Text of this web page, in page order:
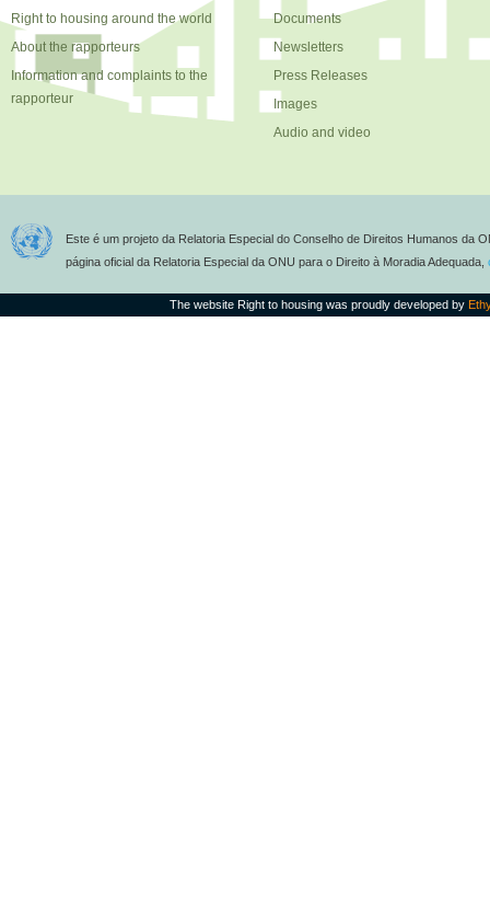
Right to housing around the world
About the rapporteurs
Information and complaints to the
rapporteur
Documents
Newsletters
Press Releases
Images
Audio and video
Este é um projeto da Relatoria Especial do Conselho de Direitos Humanos da
página oficial da Relatoria Especial da ONU para o Direito à Moradia Adequada,
The website Right to housing was proudly developed by